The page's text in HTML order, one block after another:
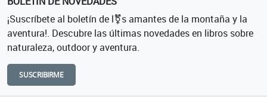
¡Suscríbete al boletín de l⚧s amantes de la montaña y la
aventura!. Descubre las últimas novedades en libros sobre
naturaleza, outdoor y aventura.
SUSCRIBIRME